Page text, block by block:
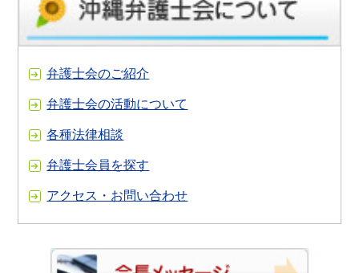
弁護士会のご紹介
弁護士会の活動について
各種法律相談
弁護士会員を探す
アクセス・お問い合わせ